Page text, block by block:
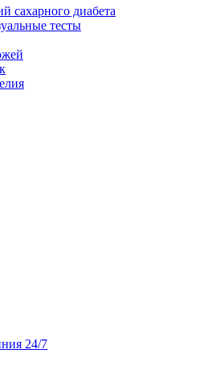
сахарного диабета
тесты
24/7